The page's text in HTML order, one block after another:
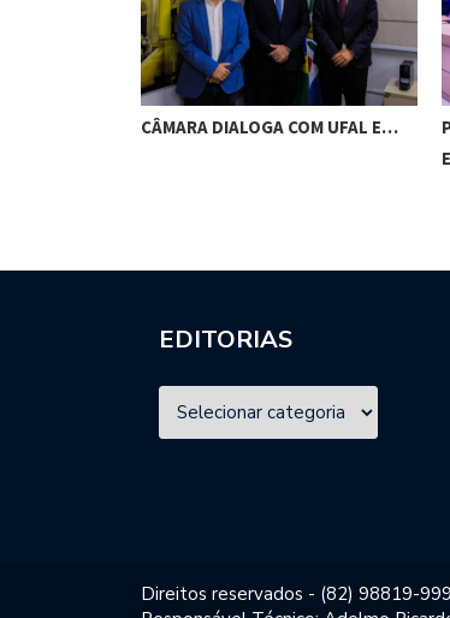
CÂMARA DIALOGA COM UFAL E…
EDITORIAS
Direitos reservados - (82) 98819-